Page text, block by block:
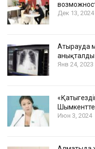
Дек 13, 2024
Атырауда
анықталды
Янв 24, 2023
Шымкентте
Июн 3, 2024